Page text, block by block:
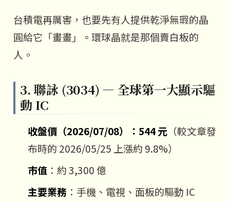
台積電再厲害，也要先有人提供乾淨無瑕的晶
圓給它「畫畫」。環球晶就是那個賣白板的
人。
3. 聯詠 (3034) — 全球第一大顯示驅
動 IC
收盤價（2026/07/08）：544 元（較文章發
布時的 2026/05/25 上漲約 9.8%）
市值 ：約 3,300 億
主要業務 ：手機、電視、面板的驅動 IC